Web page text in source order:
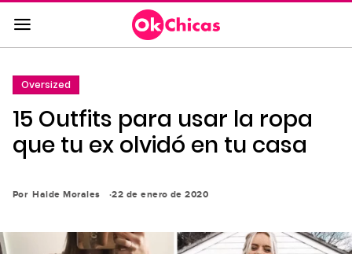
Saltar
al
contenido
la
navegación
Oversized
15 Outfits para usar la ropa
que tu ex olvidó en tu casa
Por Haide Morales 22 de enero de 2020